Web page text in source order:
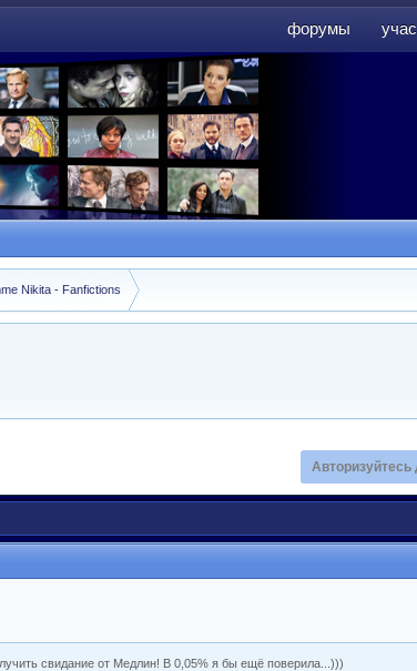
форумы
Nikita - Fanfictions
Авторизуйтесь
свидание от Медлин! В 0,05% я бы ещё поверила...)))